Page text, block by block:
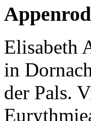
Elisabeth
in
der Pals.